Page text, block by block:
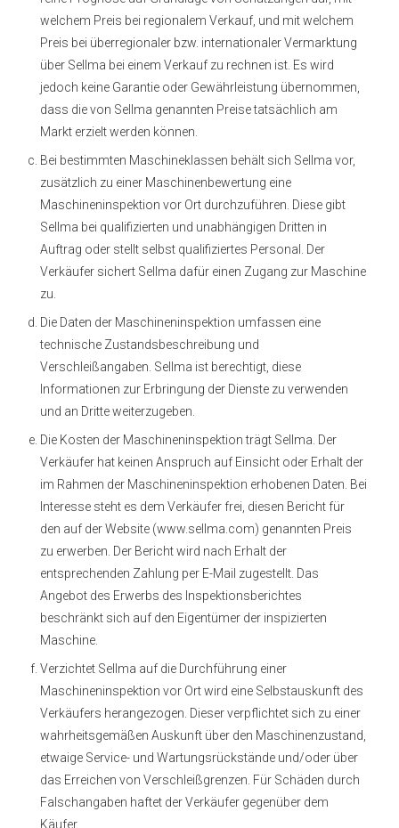
welchem Preis bei regionalem Verkauf, und mit welchem
Preis bei überregionaler bzw. internationaler Vermarktung
über Sellma bei einem Verkauf zu rechnen ist. Es wird
jedoch keine Garantie oder Gewährleistung übernommen,
dass die von Sellma genannten Preise tatsächlich am
Markt erzielt werden können.
Bei bestimmten Maschineklassen behält sich Sellma vor,
zusätzlich zu einer Maschinenbewertung eine
Maschineninspektion vor Ort durchzuführen. Diese gibt
Sellma bei qualifizierten und unabhängigen Dritten in
Auftrag oder stellt selbst qualifiziertes Personal. Der
Verkäufer sichert Sellma dafür einen Zugang zur Maschine
zu.
Die Daten der Maschineninspektion umfassen eine
technische Zustandsbeschreibung und
Verschleißangaben. Sellma ist berechtigt, diese
Informationen zur Erbringung der Dienste zu verwenden
und an Dritte weiterzugeben.
Die Kosten der Maschineninspektion trägt Sellma. Der
Verkäufer hat keinen Anspruch auf Einsicht oder Erhalt der
im Rahmen der Maschineninspektion erhobenen Daten. Bei
Interesse steht es dem Verkäufer frei, diesen Bericht für
den auf der Website (www.sellma.com) genannten Preis
zu erwerben. Der Bericht wird nach Erhalt der
entsprechenden Zahlung per E-Mail zugestellt. Das
Angebot des Erwerbs des Inspektionsberichtes
beschränkt sich auf den Eigentümer der inspizierten
Maschine.
Verzichtet Sellma auf die Durchführung einer
Maschineninspektion vor Ort wird eine Selbstauskunft des
Verkäufers herangezogen. Dieser verpflichtet sich zu einer
wahrheitsgemäßen Auskunft über den Maschinenzustand,
etwaige Service- und Wartungsrückstände und/oder über
das Erreichen von Verschleißgrenzen. Für Schäden durch
Falschangaben haftet der Verkäufer gegenüber dem
Käufer.